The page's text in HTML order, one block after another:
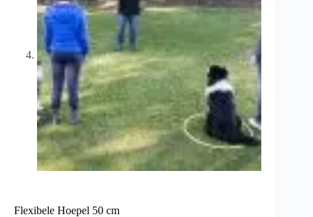
Flexibele Hoepel 50 cm